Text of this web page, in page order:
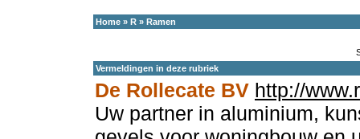
Home » R » Ramen
Vermeldingen in deze rubriek
De Rollecate BV http://
Uw partner in aluminium,